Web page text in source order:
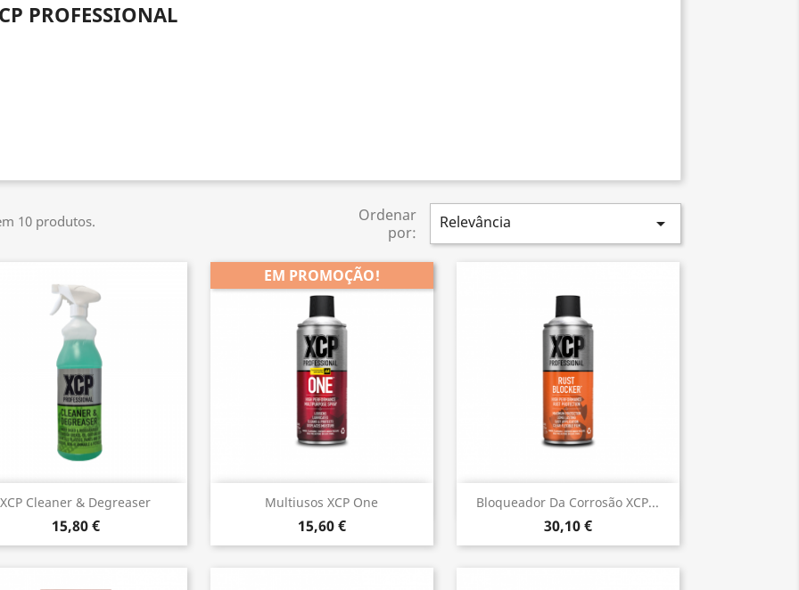
PROFESSIONAL
10 produtos.
Ordenar
por:
Relevância 
XCP Cleaner & Degreaser
15,80 €
Vista rápida Multiusos XCP One
15,60 €
EM PROMOÇÃO!
Vista rápida Bloqueador Da Corrosão XCP...
30,10 €
Vista rápida